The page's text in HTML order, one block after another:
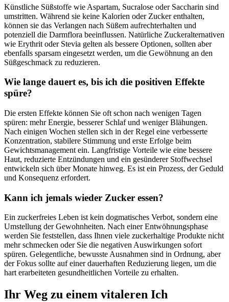
Künstliche Süßstoffe wie Aspartam, Sucralose oder Saccharin sind
umstritten. Während sie keine Kalorien oder Zucker enthalten,
können sie das Verlangen nach Süßem aufrechterhalten und
potenziell die Darmflora beeinflussen. Natürliche Zuckeralternativen
wie Erythrit oder Stevia gelten als bessere Optionen, sollten aber
ebenfalls sparsam eingesetzt werden, um die Gewöhnung an den
Süßgeschmack zu reduzieren.
Wie lange dauert es, bis ich die positiven Effekte
spüre?
Die ersten Effekte können Sie oft schon nach wenigen Tagen
spüren: mehr Energie, besserer Schlaf und weniger Blähungen.
Nach einigen Wochen stellen sich in der Regel eine verbesserte
Konzentration, stabilere Stimmung und erste Erfolge beim
Gewichtsmanagement ein. Langfristige Vorteile wie eine bessere
Haut, reduzierte Entzündungen und ein gesünderer Stoffwechsel
entwickeln sich über Monate hinweg. Es ist ein Prozess, der Geduld
und Konsequenz erfordert.
Kann ich jemals wieder Zucker essen?
Ein zuckerfreies Leben ist kein dogmatisches Verbot, sondern eine
Umstellung der Gewohnheiten. Nach einer Entwöhnungsphase
werden Sie feststellen, dass Ihnen viele zuckerhaltige Produkte nicht
mehr schmecken oder Sie die negativen Auswirkungen sofort
spüren. Gelegentliche, bewusste Ausnahmen sind in Ordnung, aber
der Fokus sollte auf einer dauerhaften Reduzierung liegen, um die
hart erarbeiteten gesundheitlichen Vorteile zu erhalten.
Ihr Weg zu einem vitaleren Ich